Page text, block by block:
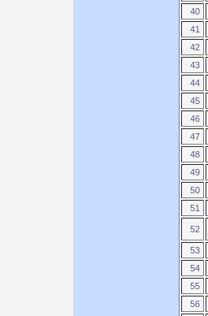
40
41
42
43
44
45
46
47
48
49
50
51
52
53
54
55
56